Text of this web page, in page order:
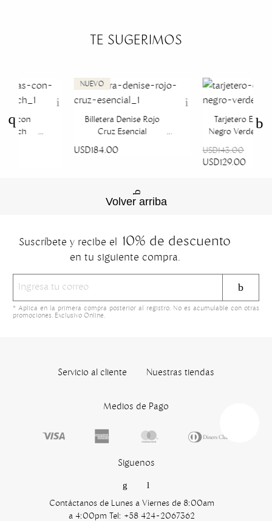
TE SUGERIMOS
con
Beach
Billetera Denise Rojo
Cruz Esencial
USD184.00
Tarjetero
Negro Verde
USD143.00
USD129.00
Volver arriba
Suscríbete y recibe el 10% de descuento
en tu siguiente compra.
* Aplica en la primera compra posterior al registro. No es acumulable con otras
promociones. Exclusivo Online.
Servicio al cliente Nuestras tiendas
Medios de Pago
Siguenos
Contáctanos de Lunes a Viernes de 8:00am
a 4:00pm Tel: +58 424-2067362